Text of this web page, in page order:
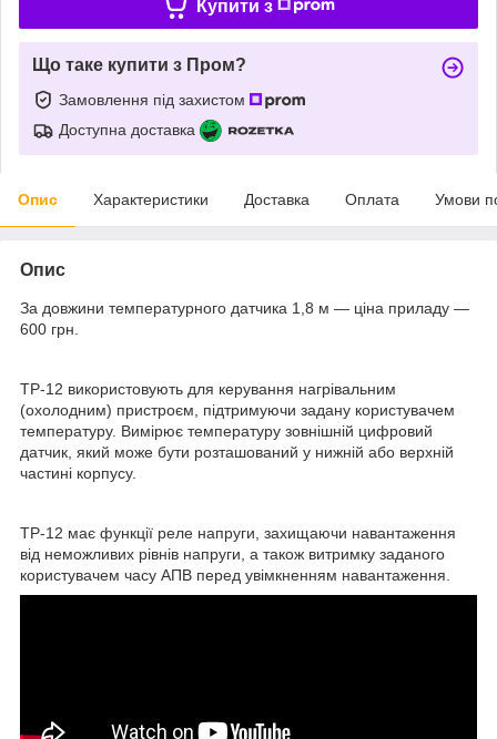
Купити з
Що таке купити з Пром?
Замовлення під захистом
Доступна доставка
Опис Характеристики Доставка Оплата Умови
Опис
За довжини температурного датчика 1,8 м — ціна приладу —
600 грн.
ТР-12 використовують для керування нагрівальним
(охолодним) пристроєм, підтримуючи задану користувачем
температуру. Вимірює температуру зовнішній цифровий
датчик, який може бути розташований у нижній або верхній
частині корпусу.
ТР-12 має функції реле напруги, захищаючи навантаження
від неможливих рівнів напруги, а також витримку заданого
користувачем часу АПВ перед увімкненням навантаження.